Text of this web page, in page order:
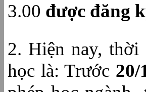
3.00 được đăng
2. Hiện nay, thời
học là: Trước 20/